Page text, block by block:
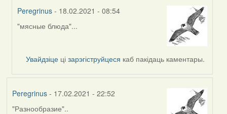
Peregrinus - 18.02.2021 - 08:54
In
vranova
"мясные блюда"...
Увайдзіце цізарэгіструйцеся каб пакідаць каментары.
Peregrinus- 17.02.2021 - 22:52
"Разнообразие"..